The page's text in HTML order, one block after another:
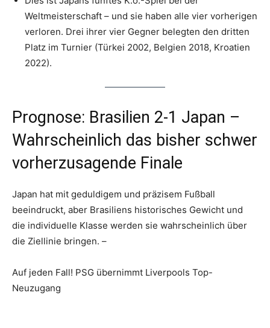
Weltmeisterschaft – und sie haben alle vier vorherigen
verloren. Drei ihrer vier Gegner belegten den dritten
Platz im Turnier (Türkei 2002, Belgien 2018, Kroatien
2022).
Prognose: Brasilien 2-1 Japan –
Wahrscheinlich das bisher schwer
vorherzusagende Finale
Japan hat mit geduldigem und präzisem Fußball
beeindruckt, aber Brasiliens historisches Gewicht und
die individuelle Klasse werden sie wahrscheinlich über
die Ziellinie bringen. –
Auf jeden Fall! PSG übernimmt Liverpools Top-
Neuzugang